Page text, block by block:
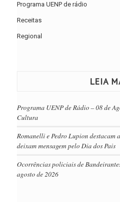
Programa UENP de rádio
Receitas
Regional
LEIA
Programa UENP de Rádio – 08 de
Cultura
Romanelli e Pedro Lupion destacam
deixam mensagem pelo Dia dos Pais
Ocorrências policiais de
agosto de 2026